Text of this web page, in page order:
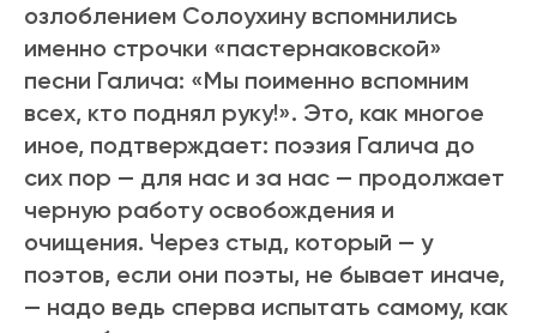
озлоблением Солоухину вспомнились
именно строчки «пастернаковской»
песни Галича: «Мы поименно вспомним
всех, кто поднял руку!». Это, как многое
иное, подтверждает: поэзия Галича до
сих пор — для нас и за нас — продолжает
черную работу освобождения и
очищения. Через стыд, который — у
поэтов, если они поэты, не бывает иначе,
— надо ведь сперва испытать самому, как